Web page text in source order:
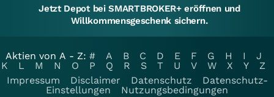
Jetzt Depot bei SMARTBROKER+ eröffnen und
Willkommensgeschenk sichern.
Aktien von A - Z: # A B C D E F G H I
J
K
L M N O P Q R S T U V W X Y
Z
Impressum
Disclaimer Datenschutz
Datenschutz-
Einstellungen
Nutzungsbedingungen